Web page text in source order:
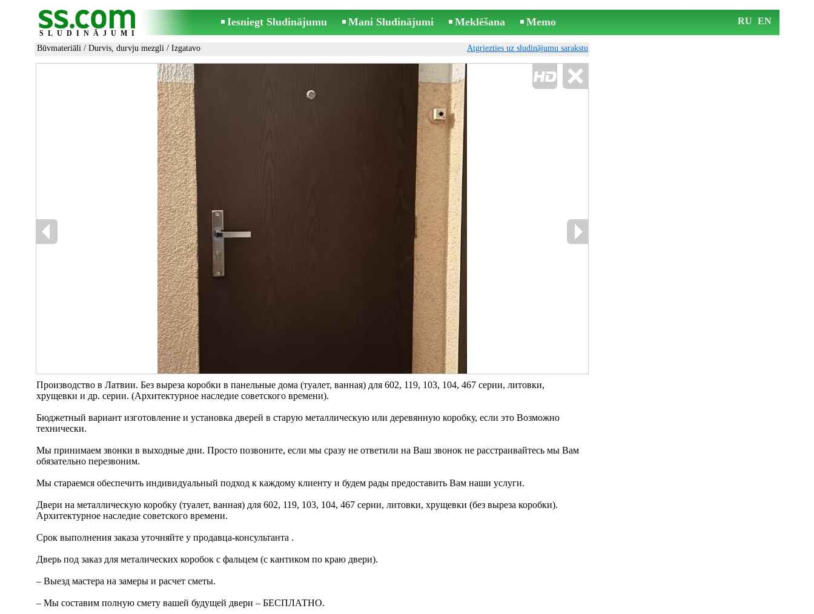
SLUDINĀJUMI
Iesniegt Sludinājumu Mani Sludinājumi Meklēšana Memo RU EN
Būvmateriāli / Durvis, durvju mezgli / Izgatavo Atgriezties uz sludinājumu sarakstu
Производство в Латвии. Без выреза коробки в панельные дома (туалет, ванная) для 602, 119, 103, 104, 467 серии, литовки,
хрущевки и др. серии. (Архитектурное наследие советского времени).
Бюджетный вариант изготовление и установка дверей в старую металлическую или деревянную коробку, если это Возможно
технически.
Мы принимаем звонки в выходные дни. Просто позвоните, если мы сразу не ответили на Ваш звонок не расстраивайтесь мы Вам
обязательно перезвоним.
Мы стараемся обеспечить индивидуальный подход к каждому клиенту и будем рады предоставить Вам наши услуги.
Двери на металлическую коробку (туалет, ванная) для 602, 119, 103, 104, 467 серии, литовки, хрущевки (без выреза коробки).
Архитектурное наследие советского времени.
Срок выполнения заказа уточняйте у продавца-консультанта .
Дверь под заказ для металических коробок с фальцем (с кантиком по краю двери).
– Выезд мастера на замеры и расчет сметы.
– Мы составим полную смету вашей будущей двери – БЕСПЛАТНО.